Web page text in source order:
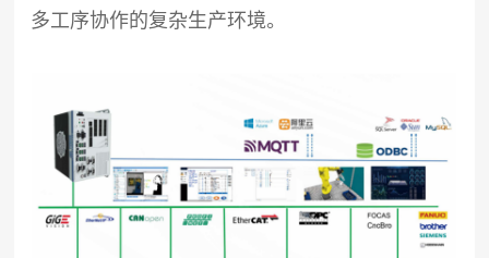
多工序协作的复杂生产环境。